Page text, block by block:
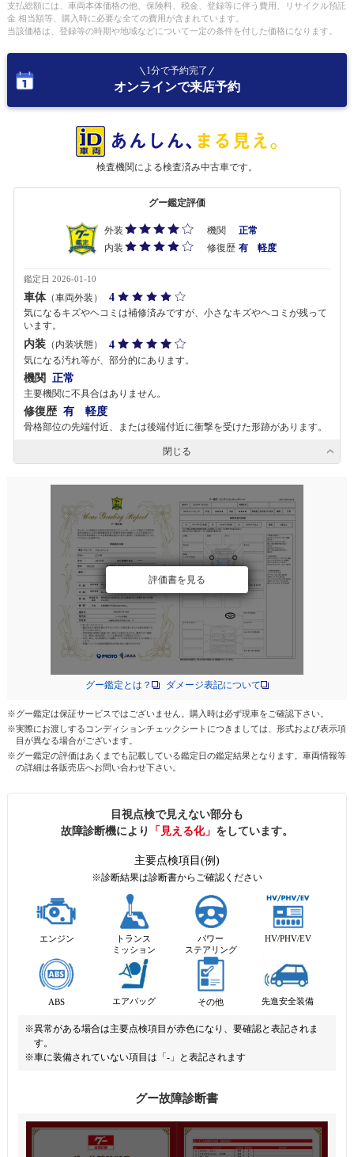
支払総額には、車両本体価格の他、保険料、税金、登録等に伴う費用、リサイクル預託
金 相当額等、購入時に必要な全ての費用が含まれています。
当該価格は、登録等の時期や地域などについて一定の条件を付した価格になります。
1分で予約完了
オンラインで来店予約
検査機関による検査済み中古車です。
グー鑑定評価
外装 機関
正常
内装
修復歴 有 軽度
鑑定日 2026-01-10
車体（車両外装） 4
気になるキズやヘコミは補修済みですが、小さなキズやヘコミが残って
います。
内装 （内装状態） 4
気になる汚れ等が、部分的にあります。
機関 正常
主要機関に不具合はありません。
修復歴 有 軽度
骨格部位の先端付近、または後端付近に衝撃を受けた形跡があります。
閉じる
評価書を見る
グー鑑定とは？ ダメージ表記について
※グー鑑定は保証サービスではございません。購入時は必ず現車をご確認下さい。
※実際にお渡しするコンディションチェックシートにつきましては、形式および表示項
目が異なる場合がございます。
※グー鑑定の評価はあくまでも記載している鑑定日の鑑定結果となります。車両情報等
の詳細は各販売店へお問い合わせ下さい。
目視点検で見えない部分も
故障診断機により
「見える化」 をしています。
主要点検項目(例)
※診断結果は診断書からご確認ください
エンジン
トランス
ミッション
パワー
ステアリング
HV/PHV/EV
ABS エアバッグ その他 先進安全装備
※異常がある場合は主要点検項目が赤色になり、要確認と表記されま
す。
※車に装備されていない項目は「-」と表記されます
グー故障診断書